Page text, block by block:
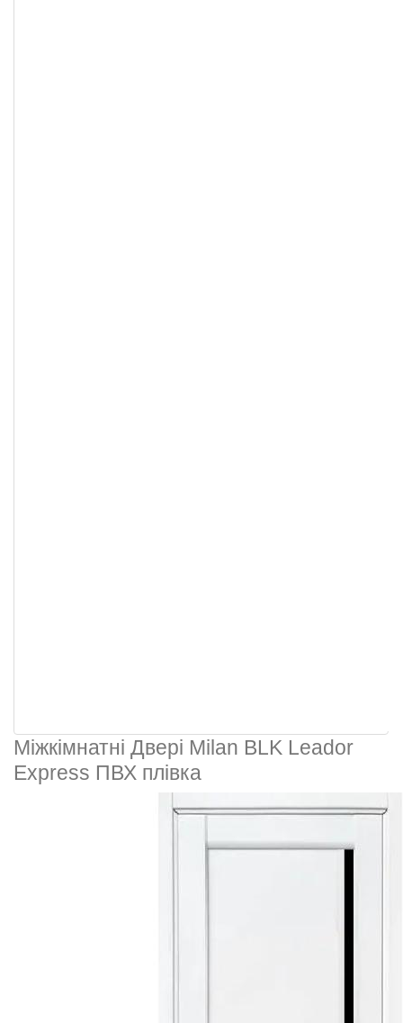
Міжкімнатні Двері Milan BLK Leador
Express ПВХ плівка